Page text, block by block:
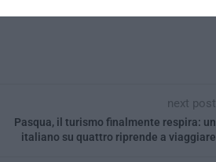
next post
Pasqua, il turismo finalmente respira: un
italiano su quattro riprende a viaggiare